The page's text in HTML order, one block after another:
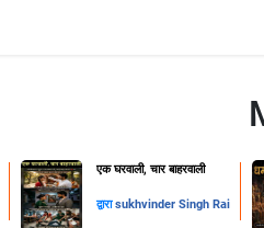
एक घरवाली, चार बाहरवाली
द्वाराsukhvinder Singh Rai